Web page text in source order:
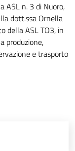
ASL n. 3 di Nuoro,
dott.ssa Ornella
della ASL TO3, in
produzione,
e trasporto